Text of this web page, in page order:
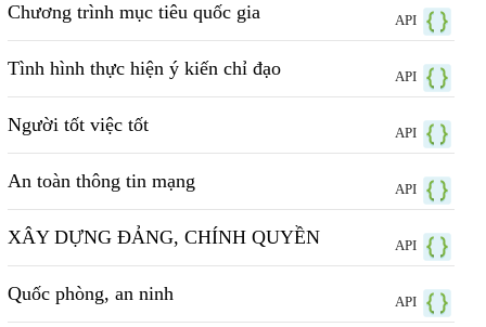
Chương trình mục tiêu quốc gia API
Tình hình thực hiện ý kiến chỉ đạo API
Người tốt việc tốt API
An toàn thông tin mạng API
XÂY DỰNG ĐẢNG, CHÍNH QUYỀN API
Quốc phòng, an ninh API